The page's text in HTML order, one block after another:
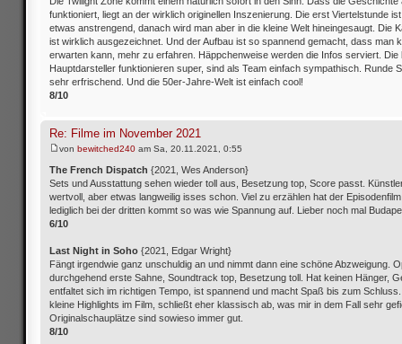
funktioniert, liegt an der wirklich originellen Inszenierung. Die erst Viertelstunde
etwas anstrengend, danach wird man aber in die kleine Welt hineingesaugt. Die
ist wirklich ausgezeichnet. Und der Aufbau ist so spannend gemacht, dass man
erwarten kann, mehr zu erfahren. Häppchenweise werden die Infos serviert. Die
Hauptdarsteller funktionieren super, sind als Team einfach sympathisch. Runde
sehr erfrischend. Und die 50er-Jahre-Welt ist einfach cool!
8/10
Re: Filme im November 2021
von bewitched240 am Sa, 20.11.2021, 0:55
The French Dispatch {2021, Wes Anderson}
Sets und Ausstattung sehen wieder toll aus, Besetzung top, Score passt.
wertvoll, aber etwas langweilig isses schon. Viel zu erzählen hat der
lediglich bei der dritten kommt so was wie Spannung auf. Lieber noch mal
6/10​
Last Night in Soho {2021, Edgar Wright}
Fängt irgendwie ganz unschuldig an und nimmt dann eine schöne Abzweigung.
durchgehend erste Sahne, Soundtrack top, Besetzung toll. Hat keinen Hänger,
entfaltet sich im richtigen Tempo, ist spannend und macht Spaß bis zum
kleine Highlights im Film, schließt eher klassisch ab, was mir in dem Fall sehr
Originalschauplätze sind sowieso immer gut.
8/10